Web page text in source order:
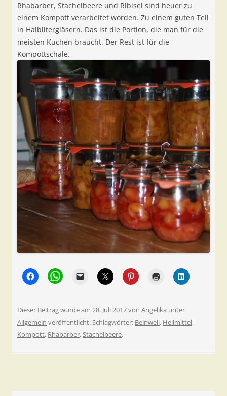
Rhabarber, Stachelbeere und Ribisel sind heuer zu
einem Kompott verarbeitet worden. Zu einem guten Teil
in Halblitergläsern. Das ist die Portion, die man für die
meisten Kuchen braucht. Der Rest ist für die
Kompottschale.
Dieser Beitrag wurde am 28. Juli 2017von Angelika unter
Allgemein veröffentlicht. Schlagwörter: Beinwell, Heilmittel,
Kompott, Rhabarber,Stachelbeere.